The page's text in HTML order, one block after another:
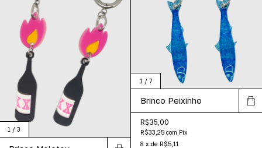
1 / 3
1 / 7
Brinco Peixinho
R$35,00
R$33,25 com Pix
8 x de R$5,11